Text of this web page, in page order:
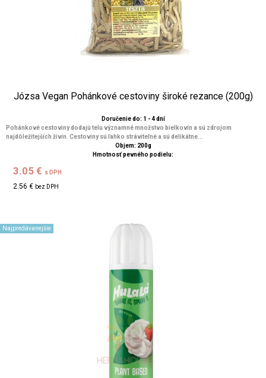
Józsa Vegan Pohánkové cestoviny široké rezance (200g)
Doručenie do: 1 - 4 dní
Pohánkové cestoviny dodajú telu významné množstvo bielkovín a sú zdrojom
najdôležitejších živín. Cestoviny sú ľahko stráviteľné a sú delikátne...
Objem: 200g
Hmotnosť pevného podielu:
3.05 € s DPH
2.56 € bez DPH
Najpredávanejšie